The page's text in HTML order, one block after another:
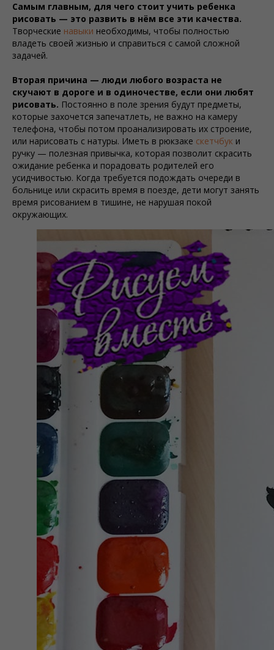
Самым главным, для чего стоит учить ребенка
рисовать — это развить в нём все эти качества.
Творческие навыки необходимы, чтобы полностью
владеть своей жизнью и справиться с самой сложной
задачей.
Вторая причина — люди любого возраста не
скучают в дороге и в одиночестве, если они любят
рисовать. Постоянно в поле зрения будут предметы,
которые захочется запечатлеть, не важно на камеру
телефона, чтобы потом проанализировать их строение,
или нарисовать с натуры. Иметь в рюкзаке скетчбук и
ручку — полезная привычка, которая позволит скрасить
ожидание ребенка и порадовать родителей его
усидчивостью. Когда требуется подождать очереди в
больнице или скрасить время в поезде, дети могут занять
время рисованием в тишине, не нарушая покой
окружающих.